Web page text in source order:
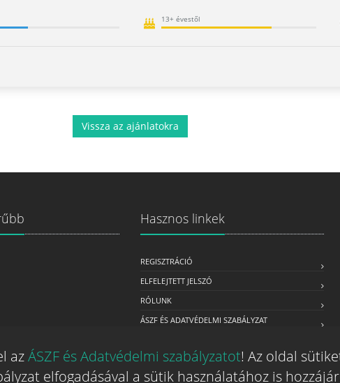
13+ évestől
Vissza az ajánlatokra
Hasznos linkek
REGISZTRÁCIÓ
ELFELEJTETT JELSZÓ
RÓLUNK
ÁSZF ÉS ADATVÉDELMI SZABÁLYZAT
MÉDIAAJÁNLAT
azÁSZF és Adatvédelmi szabályzatot! Az oldal
elfogadásával a sütik használatához is